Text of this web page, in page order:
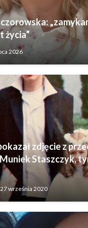
życia”
2026
zdjęcie z
Staszczyk,
27 września 2020